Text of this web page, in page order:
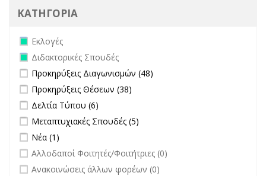
ΚΑΤΗΓΟΡΙΑ
Remove Εκλογές filter
Εκλογές
Remove Διδακτορικές Σπουδές filter
Διδακτορικές Σπουδές
Apply Προκηρύξεις Διαγωνισμών filter
Προκηρύξεις Διαγωνισμών (48)
Apply Προκηρύξεις Θέσεων filter
Προκηρύξεις Θέσεων (38)
Apply Δελτία Τύπου filter
Δελτία Τύπου (6)
Apply Μεταπτυχιακές Σπουδές filter
Μεταπτυχιακές Σπουδές (5)
Apply Νέα filter
Νέα (1)
undefined
Αλλοδαποί Φοιτητές/Φοιτήτριες (0)
undefined
Ανακοινώσεις άλλων φορέων (0)